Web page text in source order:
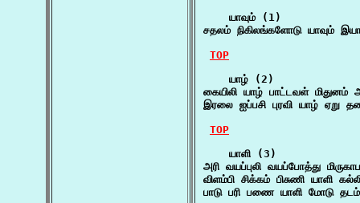
    யாவும் (1)
சதலம் நிகிலங்களோடு யாவும்
TOP
    யாழ் (2)
கையிலி யாழ் பாட்டவள்
இரலை ஐப்பசி புரவி யாழ் ஏறு
TOP
    யாளி (3)
அரி வயப்புலி வயப்போத்து
விளம்பி சிக்கம் பிசுணி யாளி
பாடு பரி பணை யாளி மோடு